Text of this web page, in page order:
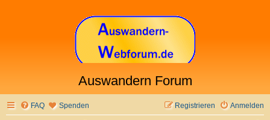
Auswandern Forum
FAQ Spenden Anmelden
Registrieren